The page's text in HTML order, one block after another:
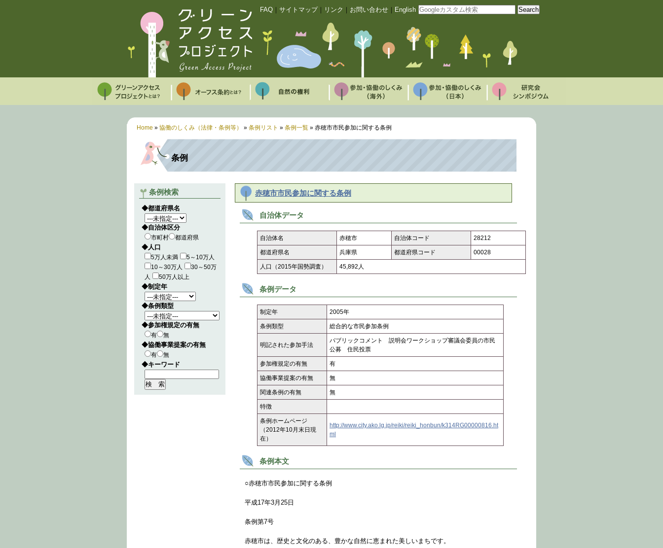
FAQ サイトマップ｜ リンク お問い合わせ English
Home » 協働のしくみ（法律・条例等） » 条例リスト » 条例一覧 » 赤穂市市民参加に関する条例
条例
条例検索
◆都道府県名
◆自治体区分
市町村 都道府県
◆人口
5万人未満
5～10万人
10～30万人
30～50万
人
50万人以上
◆制定年
◆条例類型
◆参加権規定の有無
有 無
◆協働事業提案の有無
有 無
◆キーワード
赤穂市市民参加に関する条例
自治体データ
自治体名 赤穂市 自治体コード 28212
都道府県名 兵庫県 都道府県コード 00028
人口（2015年国勢調査） 45,892人
条例データ
制定年 2005年
条例類型 総合的な市民参加条例
明記された参加手法
パブリックコメント 説明会ワークショップ審議会委員の市民
公募 住民投票
参加権規定の有無 有
協働事業提案の有無 無
関連条例の有無 無
特徴
条例ホームページ
（2012年10月末日現
在）
http://www.city.ako.lg.jp/reiki/reiki_honbun/k314RG00000816.ht
ml
条例本文
○赤穂市市民参加に関する条例
平成17年3月25日
条例第7号
赤穂市は、歴史と文化のある、豊かな自然に恵まれた美しいまちです。